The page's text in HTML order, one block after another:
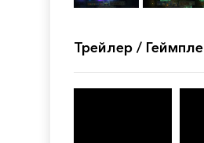
Трейлер /